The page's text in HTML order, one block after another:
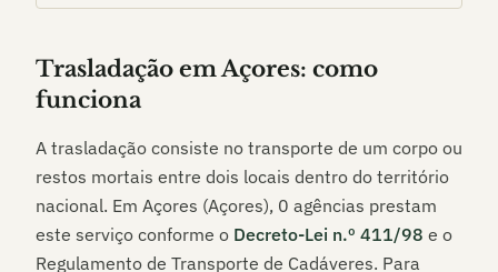
Trasladação emAçores: como
funciona
A trasladação consiste no transporte de um corpo ou
restos mortais entre dois locais dentro do território
nacional. Em Açores (Açores), 0 agências prestam
este serviço conforme o Decreto-Lei n.º 411/98 e o
Regulamento de Transporte de Cadáveres. Para